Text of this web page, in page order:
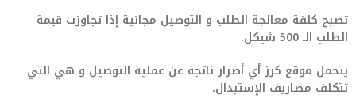
تصبح كلفة معالجة الطلب و التوصيل مجانية إذا تجاوزت قيمة
الطلب الـ 500 شيكل.
يتحمل موقع كرز أي أضرار ناتجة عن عملية التوصيل و هي التي
تتكلف مصاريف الإستبدال.